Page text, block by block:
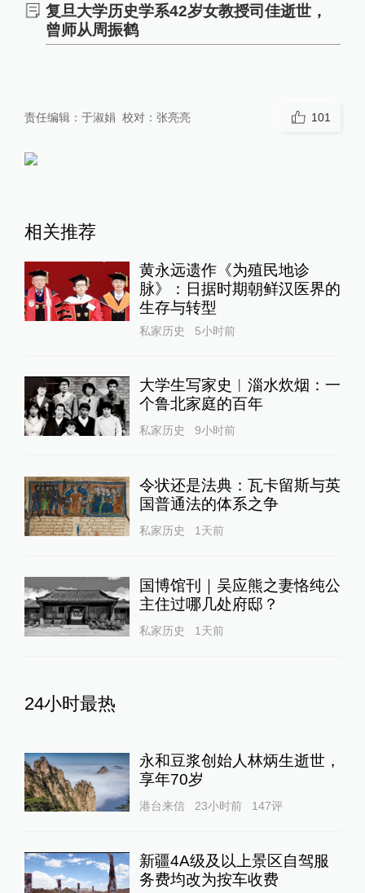
复旦大学历史学系42岁女教授司佳逝世，
曾师从周振鹤
责任编辑： 于淑娟 校对： 张亮亮 101
相关推荐
黄永远遗作《为殖民地诊
脉》：日据时期朝鲜汉医界的
生存与转型
私家历史 5小时前
大学生写家史︱淄水炊烟：一
个鲁北家庭的百年
私家历史 9小时前
令状还是法典：瓦卡留斯与英
国普通法的体系之争
私家历史 1天前
国博馆刊｜吴应熊之妻恪纯公
主住过哪几处府邸？
私家历史 1天前
24小时最热
永和豆浆创始人林炳生逝世，
享年70岁
港台来信 23小时前 147评
新疆4A级及以上景区自驾服
务费均改为按车收费